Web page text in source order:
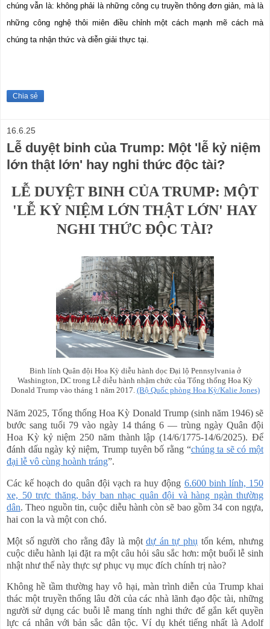
chúng vẫn là: không phải là những công cụ truyền thông đơn giản, mà là
những công nghệ thôi miên điều chỉnh một cách mạnh mẽ cách mà
chúng ta nhận thức và diễn giải thực tại.
Chia sẻ
16.6.25
Lễ duyệt binh của Trump: Một 'lễ kỷ niệm
lớn thật lớn' hay nghi thức độc tài?
LỄ DUYỆT BINH CỦA TRUMP: MỘT
'LỄ KỶ NIỆM LỚN THẬT LỚN' HAY
NGHI THỨC ĐỘC TÀI?
Binh lính Quân đội Hoa Kỳ diễu hành dọc Đại lộ Pennsylvania ở
Washington, DC trong Lễ diễu hành nhậm chức của Tổng thống Hoa Kỳ
Donald Trump vào tháng 1 năm 2017. (Bộ Quốc phòng Hoa Kỳ/Kalie Jones)
Năm 2025, Tổng thống Hoa Kỳ Donald Trump (sinh năm 1946) sẽ
bước sang tuổi 79 vào ngày 14 tháng 6 — trùng ngày Quân đội
Hoa Kỳ kỷ niệm 250 năm thành lập (14/6/1775-14/6/2025). Để
đánh dấu ngày kỷ niệm, Trump tuyên bố rằng “chúng ta sẽ có một
đại lễ vô cùng hoành tráng”.
Các kế hoạch do quân đội vạch ra huy động 6.600 binh lính, 150
xe, 50 trực thăng, bảy ban nhạc quân đội và hàng ngàn thường
dân. Theo nguồn tin, cuộc diễu hành còn sẽ bao gồm 34 con ngựa,
hai con la và một con chó.
Một số người cho rằng đây là mộtdự án tự phụ tốn kém, nhưng
cuộc diễu hành lại đặt ra một câu hỏi sâu sắc hơn: một buổi lễ sinh
nhật như thế này thực sự phục vụ mục đích chính trị nào?
Không hề tầm thường hay vô hại, màn trình diễn của Trump khai
thác một truyền thống lâu đời của các nhà lãnh đạo độc tài, những
người sử dụng các buỗi lễ mang tính nghi thức để gắn kết quyền
lực cá nhân với bản sắc dân tộc. Ví dụ khét tiếng nhất là Adolf